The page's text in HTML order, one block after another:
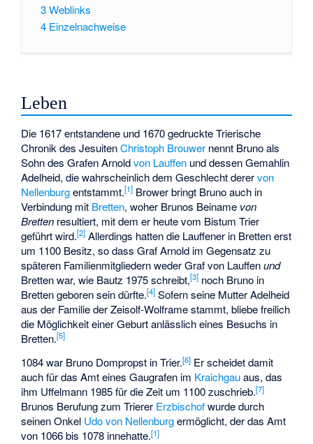
3Weblinks
4 Einzelnachweise
Leben
Die 1617 entstandene und 1670 gedruckte Trierische
Chronik des JesuitenChristoph Brouwer nennt Bruno als
Sohn des Grafen Arnoldvon Lauffen und dessen Gemahlin
Adelheid, die wahrscheinlich dem Geschlecht derervon
Nellenburgentstammt.[1] Brower bringt Bruno auch in
Verbindung mit Bretten, woher Brunos Beiname von
Bretten resultiert, mit dem er heute vom Bistum Trier
geführt wird.[2] Allerdings hatten die Lauffener in Bretten erst
um 1100 Besitz, so dass Graf Arnold im Gegensatz zu
späteren Familienmitgliedern weder Graf von Lauffenund
Bretten war, wie Bautz 1975 schreibt,[3] noch Bruno in
Bretten geboren sein dürfte.[4] Sofern seine Mutter Adelheid
aus der Familie derZeisolf-Wolframestammt, bliebe freilich
die Möglichkeit einer Geburt anlässlich eines Besuchs in
Bretten.[5]
1084 war Bruno Dompropst in Trier.[6] Er scheidet damit
auch für das Amt eines Gaugrafen im Kraichgauaus, das
ihm Uffelmann 1985 für die Zeit um 1100 zuschrieb.[7]
Brunos Berufung zum Trierer Erzbischofwurde durch
seinen Onkel Udo von Nellenburgermöglicht, der das Amt
von 1066 bis 1078 innehatte.[1]